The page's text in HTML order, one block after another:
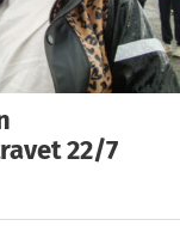
22/7